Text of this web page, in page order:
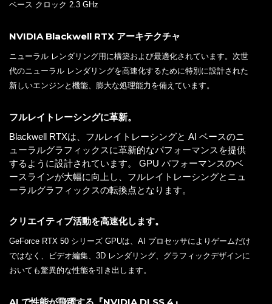
ベース クロック 2.3 GHz
NVIDIA Blackwell RTX アーキテクチャ
ニューラル レンダリング用に構築および最適化されています。次世
代のニューラル レンダリングを高速化するために特別に設計された
新しいエンジンと機能、膨大な処理能力を備えています。
フルレイトレーシングに革新。
Blackwell RTXは、フルレイトレーシングと AI ベースのニ
ューラルグラフィックスに革新的なパフォーマンスを提供
するように設計されています。 GPU パフォーマンスのベ
ースラインが大幅に向上し、フルレイトレーシングとニュ
ーラルグラフィックスの転換点となります。
クリエイティブ活動を高速化します。
GeForce RTX 50 シリーズ GPUは、AI プロセッサによりゲームだけ
ではなく、ビデオ編集、3D レンダリング、グラフィックデザインに
おいても驚異的な性能を引き出します。